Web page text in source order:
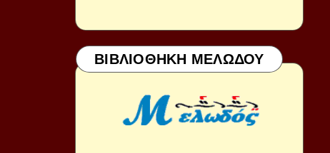
ΒΙΒΛΙΟΘΗΚΗ ΜΕΛΩΔΟΥ